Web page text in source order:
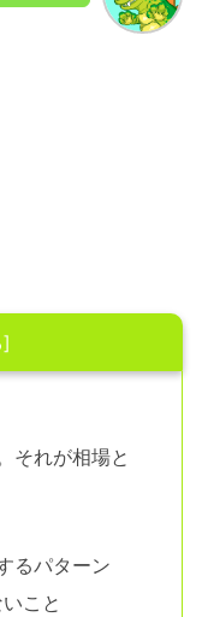
それが相場と
るパターン
こと